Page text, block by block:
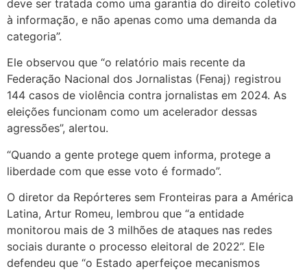
deve ser tratada como uma garantia do direito coletivo
à informação, e não apenas como uma demanda da
categoria”.
Ele observou que “o relatório mais recente da
Federação Nacional dos Jornalistas (Fenaj) registrou
144 casos de violência contra jornalistas em 2024. As
eleições funcionam como um acelerador dessas
agressões”, alertou.
“Quando a gente protege quem informa, protege a
liberdade com que esse voto é formado”.
O diretor da Repórteres sem Fronteiras para a América
Latina, Artur Romeu, lembrou que “a entidade
monitorou mais de 3 milhões de ataques nas redes
sociais durante o processo eleitoral de 2022”. Ele
defendeu que “o Estado aperfeiçoe mecanismos